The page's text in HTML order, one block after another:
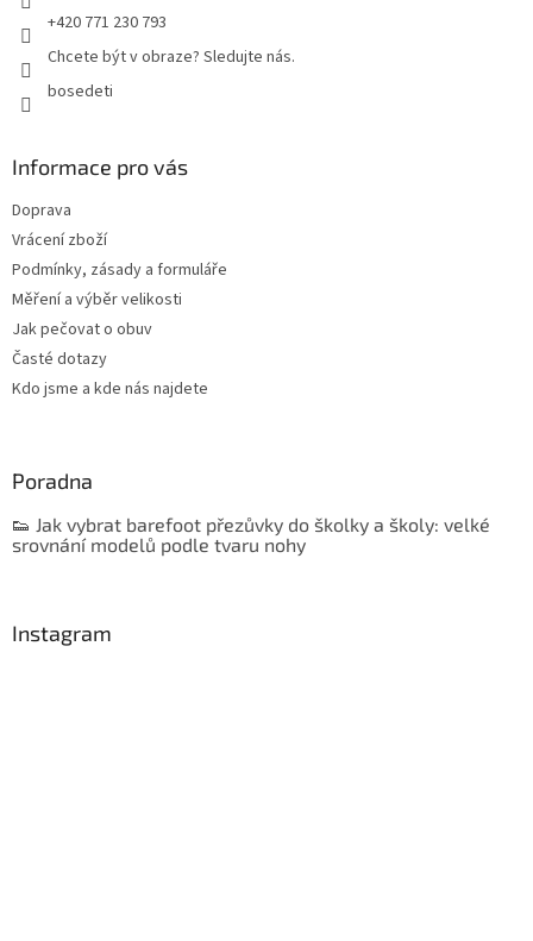
+420 771 230 793
Chcete být v obraze? Sledujte nás.
bosedeti
Informace pro vás
Doprava
Vrácení zboží
Podmínky, zásady a formuláře
Měření a výběr velikosti
Jak pečovat o obuv
Časté dotazy
Kdo jsme a kde nás najdete
Poradna
👟 Jak vybrat barefoot přezůvky do školky a školy: velké
srovnání modelů podle tvaru nohy
Instagram